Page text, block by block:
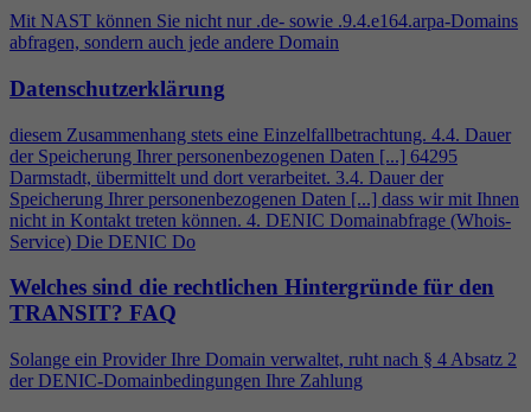
Mit NAST können Sie nicht nur .de- sowie .9.4.e164.arpa-Domains
abfragen, sondern auch jede andere Domain
Datenschutzerklärung
diesem Zusammenhang stets eine Einzelfallbetrachtung. 4.4. Dauer
der Speicherung Ihrer personenbezogenen Daten [...] 64295
Darmstadt, übermittelt und dort verarbeitet. 3.4. Dauer der
Speicherung Ihrer personenbezogenen Daten [...] dass wir mit Ihnen
nicht in Kontakt treten können. 4. DENIC Domainabfrage (Whois-
Service) Die DENIC Do
Welches sind die rechtlichen Hintergründe für den
TRANSIT? FAQ
Solange ein Provider Ihre Domain verwaltet, ruht nach § 4 Absatz 2
der DENIC-Domainbedingungen Ihre Zahlung